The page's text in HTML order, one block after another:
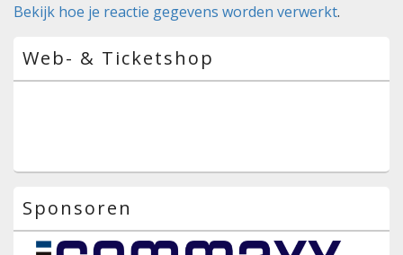
Bekijk hoe je reactie gegevens worden verwerkt.
zijbalk
widget
Web- & Ticketshop
Sponsoren